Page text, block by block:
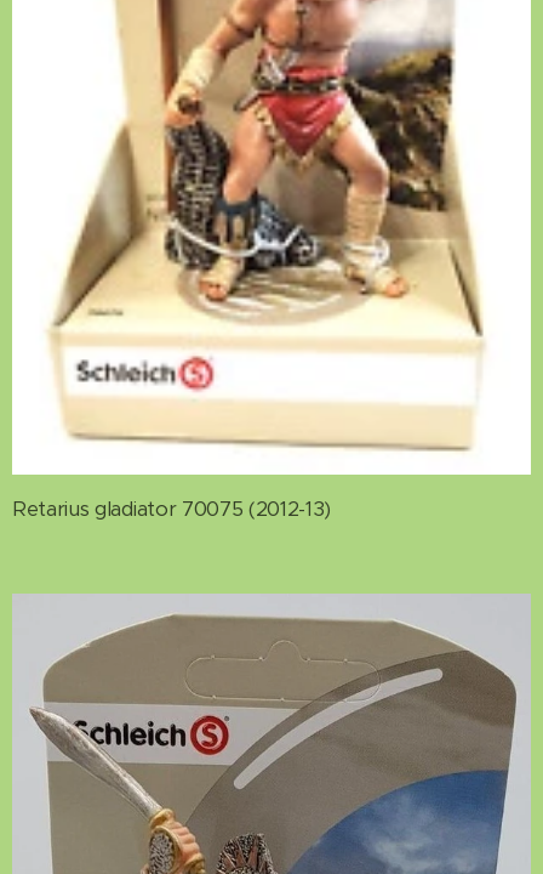
Retarius gladiator 70075 (2012-13)